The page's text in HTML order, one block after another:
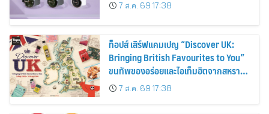
7 ส.ค. 69 17:38
ท็อปส์ เสิร์ฟแคมเปญ “Discover UK:
Bringing British Favourites to You”
ขนทัพของอร่อยและไอเท็มฮิตจากสหราช
อาณาจักร ส่งตรงถึงมือตั้งแต่วันนี้ – 18
สิงหาคมนี้
7 ส.ค. 69 17:38